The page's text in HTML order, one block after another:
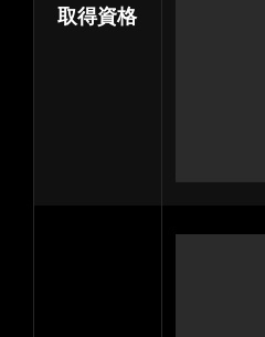
取得資格